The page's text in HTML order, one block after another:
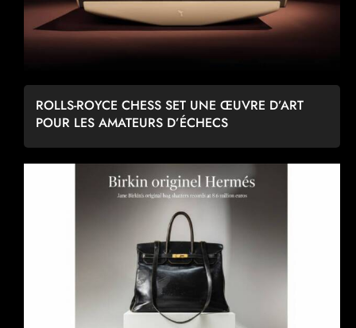
ROLLS-ROYCE CHESS SET UNE ŒUVRE D’ART
POUR LES AMATEURS D’ÉCHECS